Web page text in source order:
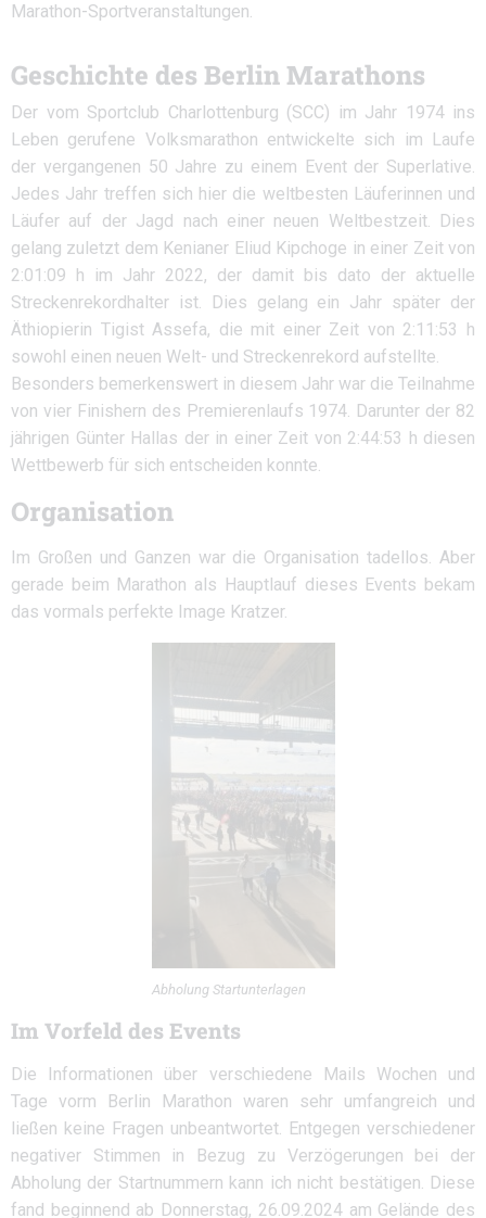
Marathon-Sportveranstaltungen.
Geschichte des Berlin Marathons
Der vom Sportclub Charlottenburg (SCC) im Jahr 1974 ins
Leben gerufene Volksmarathon entwickelte sich im Laufe
der vergangenen 50 Jahre zu einem Event der Superlative.
Jedes Jahr treffen sich hier die weltbesten Läuferinnen und
Läufer auf der Jagd nach einer neuen Weltbestzeit. Dies
gelang zuletzt dem Kenianer Eliud Kipchoge in einer Zeit von
2:01:09 h im Jahr 2022, der damit bis dato der aktuelle
Streckenrekordhalter ist. Dies gelang ein Jahr später der
Äthiopierin Tigist Assefa, die mit einer Zeit von 2:11:53 h
sowohl einen neuen Welt- und Streckenrekord aufstellte.
Besonders bemerkenswert in diesem Jahr war die Teilnahme
von vier Finishern des Premierenlaufs 1974. Darunter der 82
jährigen Günter Hallas der in einer Zeit von 2:44:53 h diesen
Wettbewerb für sich entscheiden konnte.
Organisation
Im Großen und Ganzen war die Organisation tadellos. Aber
gerade beim Marathon als Hauptlauf dieses Events bekam
das vormals perfekte Image Kratzer.
Abholung Startunterlagen
Im Vorfeld des Events
Die Informationen über verschiedene Mails Wochen und
Tage vorm Berlin Marathon waren sehr umfangreich und
ließen keine Fragen unbeantwortet. Entgegen verschiedener
negativer Stimmen in Bezug zu Verzögerungen bei der
Abholung der Startnummern kann ich nicht bestätigen. Diese
fand beginnend ab Donnerstag, 26.09.2024 am Gelände des